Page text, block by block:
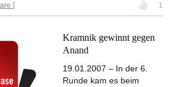
1
Kramnik gewinnt gegen
Anand
19.01.2007 – In der 6.
Runde kam es beim